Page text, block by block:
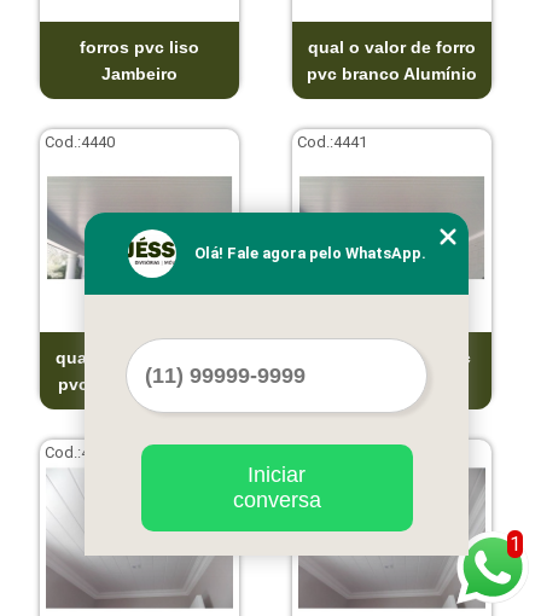
forros pvc liso
Jambeiro
qual o valor de forro
pvc branco Alumínio
Cod.:4440
qual o valor de forro
pvc GRANJA VIANA
Cod.:4441
qual o valor de pvc
forro Bela Vista
Cod.:4442
1
Olá! Fale agora pelo WhatsApp.
Iniciar
conversa